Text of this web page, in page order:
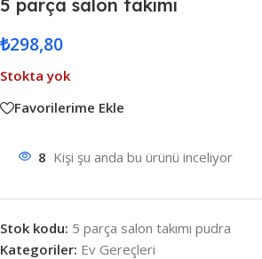
5 parça salon takımı
₺298,80
Stokta yok
Favorilerime Ekle
8 Kişi şu anda bu ürünü inceliyor
Stok kodu: 5 parça salon takımı pudra
Kategoriler: Ev Gereçleri